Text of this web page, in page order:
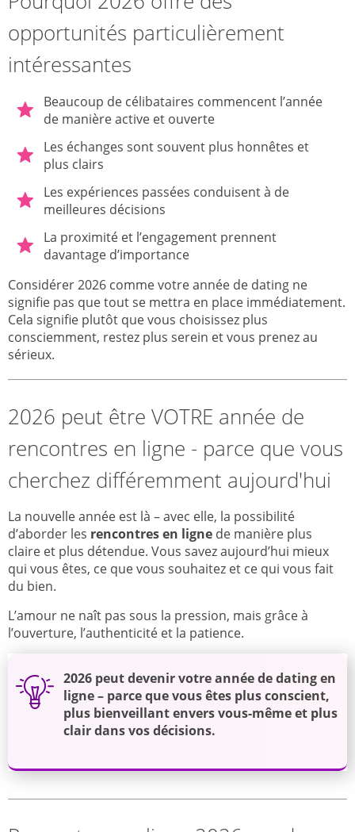
opportunités particulièrement
intéressantes
Beaucoup de célibataires commencent l’année
de manière active et ouverte
Les échanges sont souvent plus honnêtes et
plus clairs
Les expériences passées conduisent à de
meilleures décisions
La proximité et l’engagement prennent
davantage d’importance
Considérer 2026 comme votre année de dating ne
signifie pas que tout se mettra en place immédiatement.
Cela signifie plutôt que vous choisissez plus
consciemment, restez plus serein et vous prenez au
sérieux.
2026 peut être VOTRE année de
rencontres en ligne - parce que vous
cherchez différemment aujourd'hui
La nouvelle année est là – avec elle, la possibilité
d’aborder les rencontres en ligne de manière plus
claire et plus détendue. Vous savez aujourd’hui mieux
qui vous êtes, ce que vous souhaitez et ce qui vous fait
du bien.
L’amour ne naît pas sous la pression, mais grâce à
l’ouverture, l’authenticité et la patience.
2026 peut devenir votre année de dating en
ligne – parce que vous êtes plus conscient,
plus bienveillant envers vous-même et plus
clair dans vos décisions.